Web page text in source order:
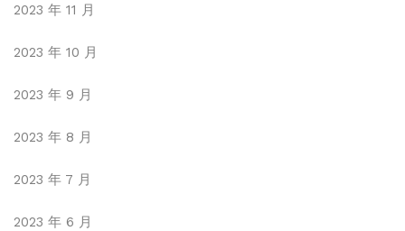
2023 年 11 月
2023 年 10 月
2023 年 9 月
2023 年 8 月
2023 年 7 月
2023 年 6 月